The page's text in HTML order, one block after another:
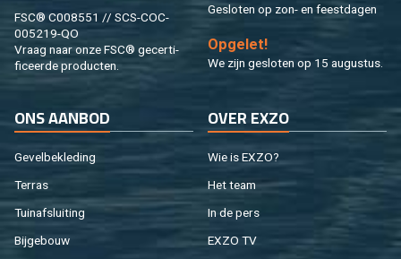
FSC® C008551 // SCS-COC-
005219-QO
Vraag naar onze FSC® ge­cer­ti­
fi­ceer­de pro­duc­ten.
Ge­slo­ten op zon- en feest­da­gen
Op­ge­let!
We zijn ge­slo­ten op 15 au­gus­tus.
ONS AAN­BOD
Ge­vel­be­kle­ding
Ter­ras
Tuin­af­slui­ting
Bij­ge­bouw
OVER EXZO
Wie is EXZO?
Het team
In de pers
EXZO TV